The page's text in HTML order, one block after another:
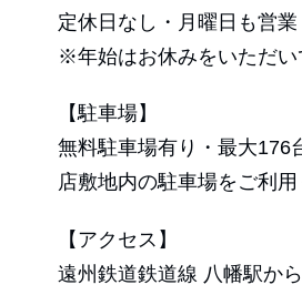
定休日なし・月曜日も営業
※年始はお休みをいただい
【駐車場】
無料駐車場有り・最大176
店敷地内の駐車場をご利用
【アクセス】
遠州鉄道鉄道線 八幡駅か